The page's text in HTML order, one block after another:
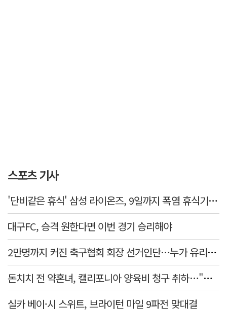
스포츠 기사
'단비같은 휴식' 삼성 라이온즈, 9일까지 폭염 휴식기에 재정비
대구FC, 승격 원한다면 이번 경기 승리해야
2만명까지 커진 축구협회 회장 선거인단…누가 유리할까
돈치치 전 약혼녀, 캘리포니아 양육비 청구 취하…"합의로 해결"
실카 베이·시 스위트, 브라이턴 마일 9파전 맞대결